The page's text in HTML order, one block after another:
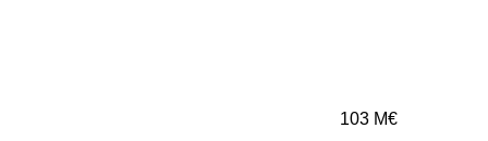
103 M€